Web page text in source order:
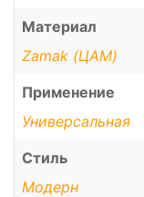
Материал
Zamak (ЦАМ)
Применение
Универсальная
Стиль
Модерн